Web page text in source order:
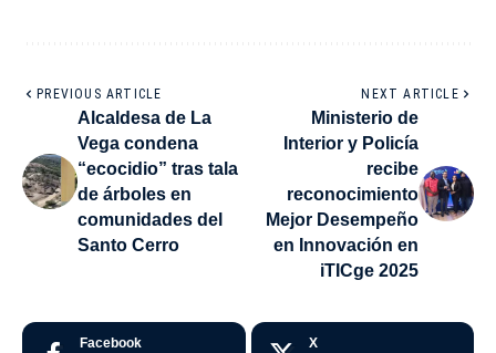
PREVIOUS ARTICLE
Alcaldesa de La
Vega condena
“ecocidio” tras tala
de árboles en
comunidades del
Santo Cerro
NEXT ARTICLE
Ministerio de
Interior y Policía
recibe
reconocimiento
Mejor Desempeño
en Innovación en
iTICge 2025
Facebook X